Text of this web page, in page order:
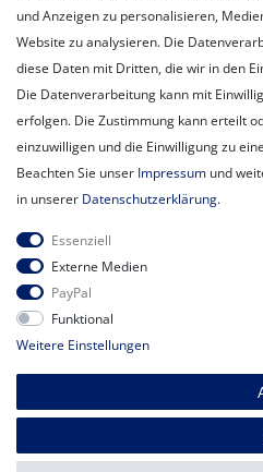
und Anzeigen zu personalisieren,
Website zu analysieren. Die
diese Daten mit Dritten, die wir in den
Die Datenverarbeitung kann mit
erfolgen. Die Zustimmung kann erteilt
einzuwilligen und die Einwilligung zu
Beachten Sie unser Impressum und
in unserer Daten­schutz­erklärung.
Essenziell
Externe Medien
PayPal
Funktional
Weitere Einstellungen